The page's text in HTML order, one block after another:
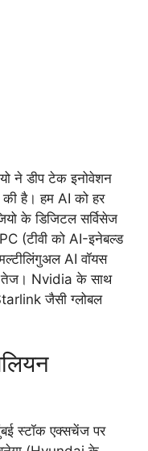
ने डीप टेक इनोवेशन
है। हम AI को हर
के डिजिटल सर्विसेज
(टीवी को AI-इनेबल्ड
AI वॉयस
तेज। Nvidia के साथ
जैसी ग्लोबल
स्टॉक एक्सचेंज पर